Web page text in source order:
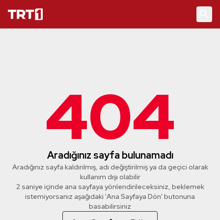
404
Aradığınız sayfa bulunamadı
Aradığınız sayfa kaldırılmış, adı değiştirilmiş ya da geçici olarak
kullanım dışı olabilir
2 saniye içinde ana sayfaya yönlendirileceksiniz, beklemek
istemiyorsanız aşağıdaki 'Ana Sayfaya Dön' butonuna
basabilirsiniz